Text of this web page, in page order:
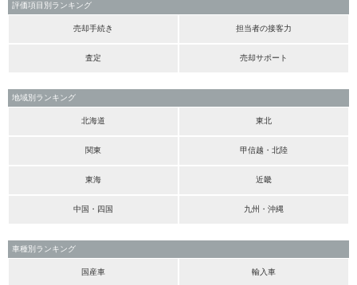
評価項目別ランキング
売却手続き 担当者の接客力
査定 売却サポート
地域別ランキング
北海道 東北
関東 甲信越・北陸
東海 近畿
中国・四国 九州・沖縄
車種別ランキング
国産車 輸入車